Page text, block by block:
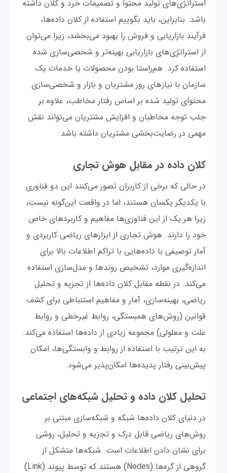
استراتژی‌های تولید محتوا و تصمیمات خرد و کلان داشته
باشد. بنابراین، باید بگوییم استفاده از کلان داده‌ها،
فرآیند بازاریابی و فروش را بهبود می‌بخشد، زیرا می‌توان
از استراتژی‌های بازاریابی بهینه‌تر و شخصی‌سازی شده
استفاده کرد. هم‌راستا بودن محصولات یا خدمات یک
سازمان با نیازهای روز مشتریان و بازار و شخصی‌سازی
محتوای تولید شده بر اساس رفتار مخاطب، علاوه بر
جلب توجه مخاطبان و افزایش مشتریان می‌تواند نقش
مهمی در رضایت‌بخشی مشتریان داشته باشد.
کلان داده در مقابل هوش تجاری
در حالی که برخی از کاربران تصور می‌کنند این دو فناوری
با یکدیگر یکسان هستند، اما در واقعت این‌گونه نیست،
زیرا هر یک از این فناوری‌ها مفاهیم و کاربردهای خاص
خود را دارند. هوش تجاری از ابزارهای ریاضی کاربردی و
آمار توصیفی با داده‌هایی با تراکم اطلاعات بالا برای
اندازه‌گیری موارد، تشخیص روندها و مدل‌سازی استفاده
می‌کند. در نقطه مقابل کلان داده‌ها از تجزیه و تحلیل
ریاضی، بهینه‌سازی، آمار و مفاهیم استنباطی برای کشف
قوانین (روش‌های همبستگی، روابط غیر‌خطی و روابط
علت و معلولی) مجموعه زیادی از داده‌ها استفاده می‌کند.
به این ترتیب با استفاده از روابط و وابستگی‌ها، امکان
پیش‌بینی رفتار پدیده‌ها امکان‌پذیر می‌شود.
تحلیل کلان داده و تحلیل شبکه‌های اجتماعی
در دنیای کلان داده‌ها شبکه و شبکه‌سازی مبتنی بر
روش‌های ریاضی قابل درک و تجزیه و تحلیل، روشی
برای نشان دادن اطلاعات است. شبکه‌ها متشکل از
گروهی از گره‌ها (Nodes) هستند که توسط پیوند (Link)